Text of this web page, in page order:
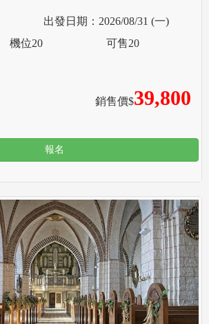
2026/08/31 (一)
銷售價$39,800
機位20 可售20
報名